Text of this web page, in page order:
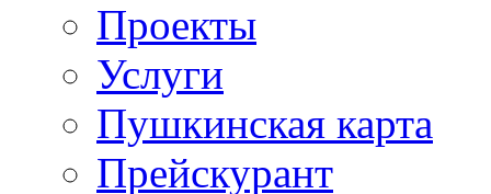
Проекты
Услуги
Пушкинская карта
Прейскурант